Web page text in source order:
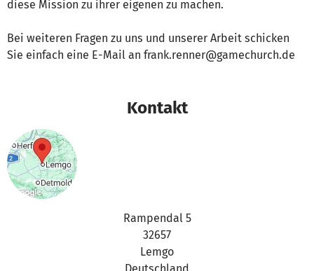
diese Mission zu ihrer eigenen zu machen.
Bei weiteren Fragen zu uns und unserer Arbeit schicken
Sie einfach eine E-Mail an frank.renner@gamechurch.de
Kontakt
Rampendal 5
32657
Lemgo